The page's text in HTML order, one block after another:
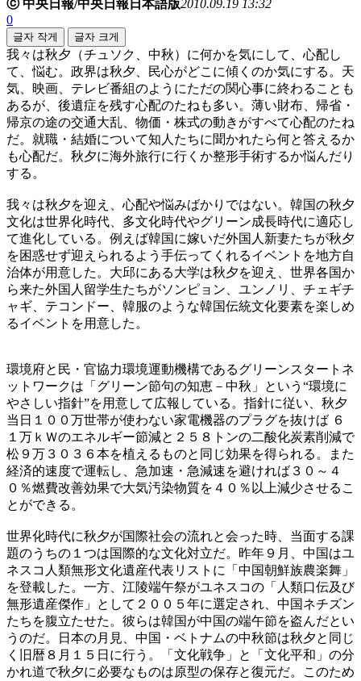
ⓒ 中央日報/中央日報日本語版2010.09.19 13:32
0
글자 작게 글자 크게
我々は秋夕（チュソク、中秋）に何かを気にして、心配し
て、悩む。政界は秋夕、民心がどこに傾くのか気にする。天
気、映画、テレビ番組のようにただの関心事に終わることも
あるが、後遺症を残す心配のたねも多い。薄い財布、帰省・
帰京の途の交通大乱、物価・株式の動きがすべて心配のたね
だ。就職・結婚について知人たちに聞かれたら何と答えるか
も心配だ。秋夕に海外旅行に行くか整形手術するか悩んだり
する。
我々は秋夕を迎え、心配や悩みばかりではない。韓国の秋夕
文化は世界化時代、多文化時代やグリーン成長時代に適応し
て進化している。例えば韓国に嫁いだ外国人新妻たちが秋夕
を困惑せず迎えられるよう手伝ってくれるイベントを地方自
治体が用意した。大邱にある大学は秋夕を迎え、世界各国か
ら来た外国人留学生たちがソンピョン、ユンノリ、チェギチ
ャギ、テコンドー、韓服のような韓国伝統文化要素を楽しめ
るイベントを用意した。
環境府と民・官協力環境運動機構であるグリーンスタートネ
ットワークは「グリーン節句の知恵－中秋」という“環境に
やさしい指針”を用意して広報している。指針に従い、秋夕
当日１００万世帯が使わない家電機器のプラグを抜けば ６
１万ｋＷのエネルギー節減と２５８トンの二酸化炭素削減で
松９万３０３６本を植えるものと同じ効果を得られる。また
経済的速度で運転し、急加速・急減速を避ければ３０～４
０％燃費改善効果で大気汚染物質を４０％以上減少させるこ
とができる。
世界化時代に秋夕が国際社会の流れと会った時、当面する課
題のうちの１つは国際的な文化対立だ。昨年９月、中国はユ
ネスコ人類無形文化遺産代表リストに「中国朝鮮族農楽舞」
を登載した。一方、江陵端午祭がユネスコの「人類口伝及び
無形遺産傑作」として２００５年に選定され、中国ネチズン
たちを腹立たせた。彼らは韓国が中国の端午節を盗んだとい
うのだ。日本の月見、中国・ベトナムの中秋節は秋夕と同じ
く旧暦８月１５日に行う。「文化戦争」と「文化平和」の分
かれ道で秋夕に必要なものは原型の保存と復元だ。このため